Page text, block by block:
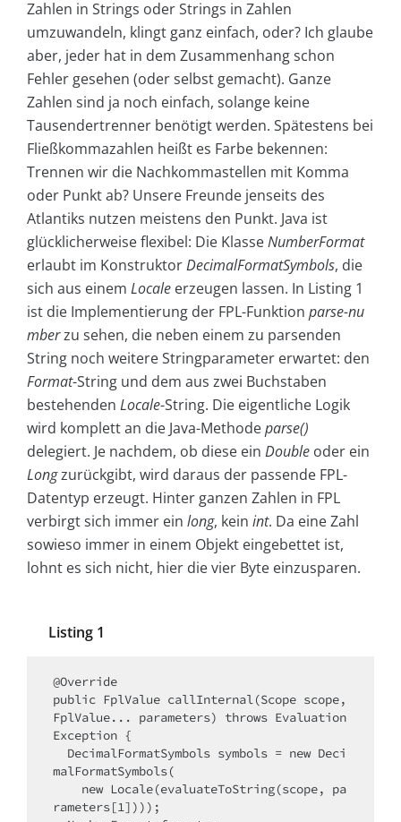
Zahlen in Strings oder Strings in Zahlen
umzuwandeln, klingt ganz einfach, oder? Ich glaube
aber, jeder hat in dem Zusammenhang schon
Fehler gesehen (oder selbst gemacht). Ganze
Zahlen sind ja noch einfach, solange keine
Tausendertrenner benötigt werden. Spätestens bei
Fließkommazahlen heißt es Farbe bekennen:
Trennen wir die Nachkommastellen mit Komma
oder Punkt ab? Unsere Freunde jenseits des
Atlantiks nutzen meistens den Punkt. Java ist
glücklicherweise flexibel: Die KlasseNumberFormat
erlaubt im KonstruktorDecimalFormatSymbols, die
sich aus einem Locale erzeugen lassen. In Listing 1
ist die Implementierung der FPL-Funktion parse-nu
mberzu sehen, die neben einem zu parsenden
String noch weitere Stringparameter erwartet: den
Format-String und dem aus zwei Buchstaben
bestehenden Locale-String. Die eigentliche Logik
wird komplett an die Java-Methodeparse()
delegiert. Je nachdem, ob diese ein Double oder ein
Longzurückgibt, wird daraus der passende FPL-
Datentyp erzeugt. Hinter ganzen Zahlen in FPL
verbirgt sich immer ein long, kein int. Da eine Zahl
sowieso immer in einem Objekt eingebettet ist,
lohnt es sich nicht, hier die vier Byte einzusparen.
Listing 1
@Override
public FplValue callInternal(Scope scope,
FplValue... parameters) throws Evaluation
Exception {
malFormatSymbols(
rameters[1])));